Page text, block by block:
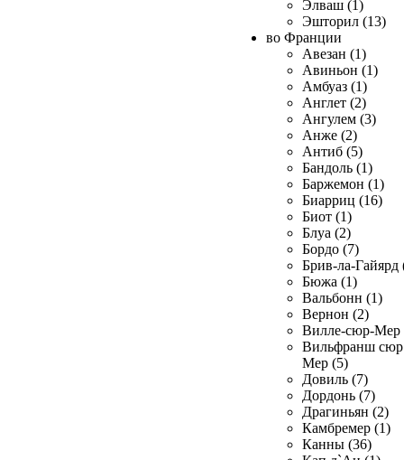
Элваш (1)
Эшторил (13)
во Франции
Авезан (1)
Авиньон (1)
Амбуаз (1)
Англет (2)
Ангулем (3)
Анже (2)
Антиб (5)
Бандоль (1)
Баржемон (1)
Биарриц (16)
Биот (1)
Блуа (2)
Бордо (7)
Брив-ла-Гайярд
Бюжа (1)
Вальбонн (1)
Вернон (2)
Вилле-сюр-Мер
Вильфранш сюр
Мер (5)
Довиль (7)
Дордонь (7)
Драгиньян (2)
Камбремер (1)
Канны (36)